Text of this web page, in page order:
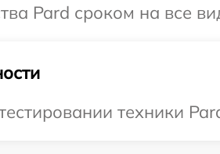
Pard сроком на все
техники